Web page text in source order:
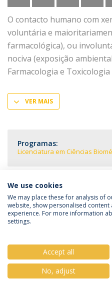
O contacto humano com
voluntária e
farmacológica), ou
nociva (exposição
Farmacologia e
VER MAIS
Programas:
Licenciatura em Ciências
Política de Privacidade
Direitos do
© 2026
We use cookies
We may place these for analysis of
website, show personalised
experience. For more information
settings.
Accept all
No, adjust